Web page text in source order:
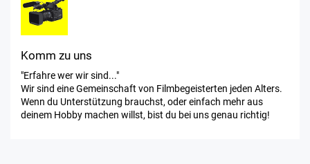
Komm zu uns
"Erfahre wer wir sind..."
Wir sind eine Gemeinschaft von Filmbegeisterten jeden Alters.
Wenn du Unterstützung brauchst, oder einfach mehr aus
deinem Hobby machen willst, bist du bei uns genau richtig!